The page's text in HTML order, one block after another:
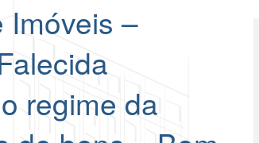
Imóveis –
regime da